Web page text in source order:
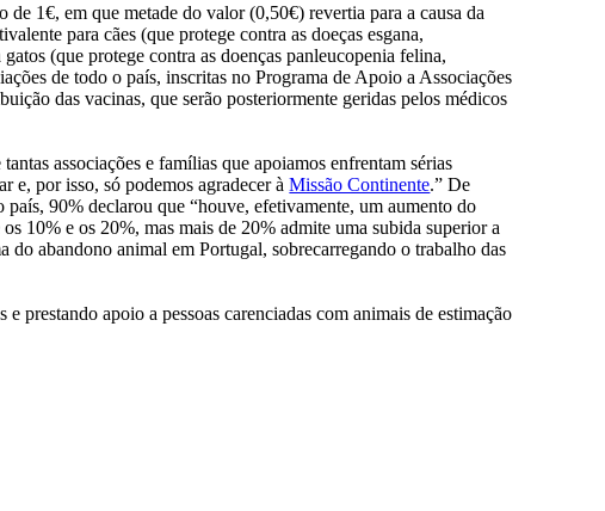
1€, em que metade do valor (0,50€) revertia para a causa da
para cães (que protege contra as doeças esgana,
(que protege contra as doenças panleucopenia felina,
de todo o país, inscritas no Programa de Apoio a Associações
das vacinas, que serão posteriormente geridas pelos médicos
associações e famílias que apoiamos enfrentam sérias
e, por isso, só podemos agradecer àMissão Continente.” De
90% declarou que “houve, efetivamente, um aumento do
10% e os 20%, mas mais de 20% admite uma subida superior a
abandono animal em Portugal, sobrecarregando o trabalho das
prestando apoio a pessoas carenciadas com animais de estimação